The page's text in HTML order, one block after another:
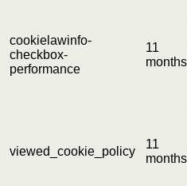
cookielawinfo-
checkbox-
performance
11
months
viewed_cookie_policy
11
months